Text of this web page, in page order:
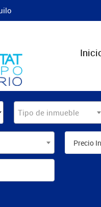
Tipo de inmueble